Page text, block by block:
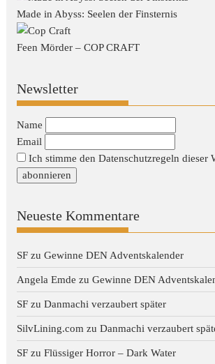
Made in Abyss: Seelen der Finsternis
Feen Mörder – COP CRAFT
Newsletter
Name
Email
Ich stimme den Datenschutzregeln dieser
Neueste Kommentare
SF zuGewinne DEN Adventskalender
Angela Emde zuGewinne DEN
SF zuDanmachi verzaubert später
SilvLining.com zuDanmachi verzaubert
SF zuFlüssiger Horror – Dark Water